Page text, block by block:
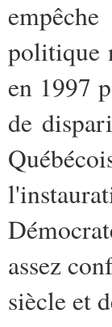
politique
en 1997
de
assez
siècle et